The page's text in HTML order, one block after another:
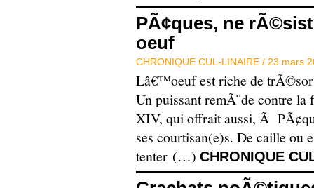
PÃ¢ques, ne
oeuf
CHRONIQUE CUL-LINAIRE / 23 mars
Lâ€™oeuf est riche de
Un puissant remÃ¨de contre
XIV, qui offrait aussi, Ã
ses courtisan(e)s. De caille ou
tenter (…) CHRONIQUE